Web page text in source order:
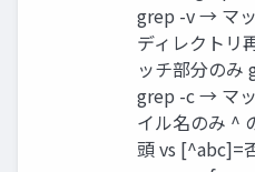
grep -v → マ
ディレクトリ
ッチ部分の
grep -c → マ
イル名のみ ^
頭 vs [^abc]=